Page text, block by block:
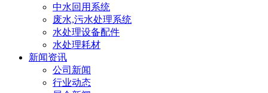
中水回用系统
废水,污水处理系统
水处理设备配件
水处理耗材
新闻资讯
公司新闻
行业动态